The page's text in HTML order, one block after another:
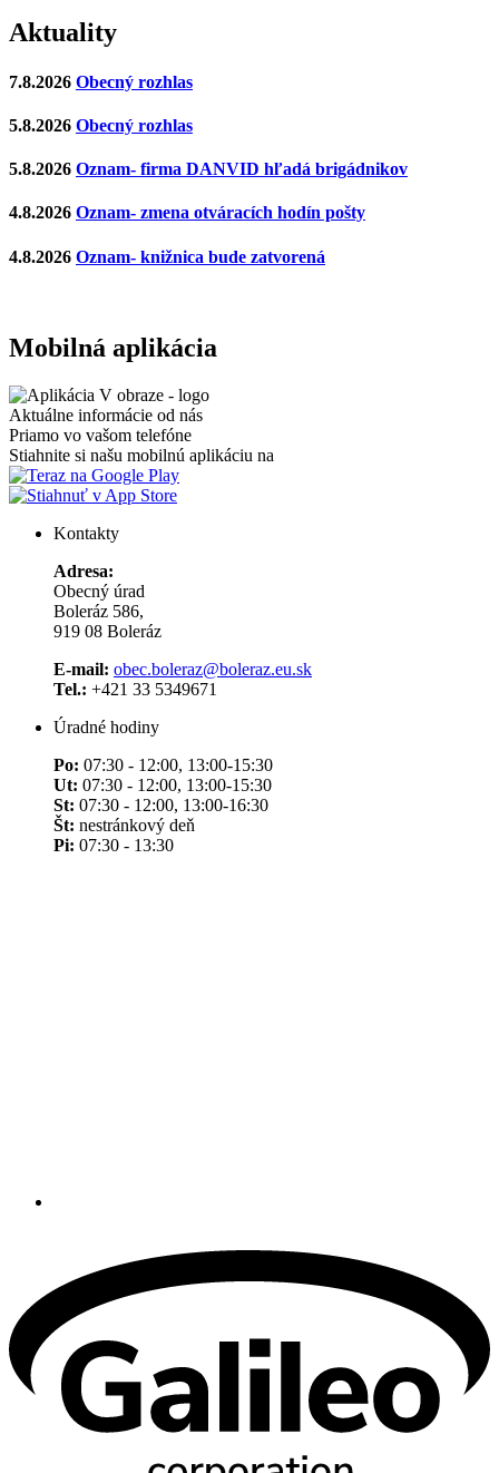
Aktuality
7.8.2026 Obecný rozhlas
5.8.2026 Obecný rozhlas
5.8.2026 Oznam- firma DANVID hľadá brigádnikov
4.8.2026 Oznam- zmena otváracích hodín pošty
4.8.2026 Oznam- knižnica bude zatvorená
Mobilná aplikácia
Aktuálne informácie od nás
Priamo vo vašom telefóne
Stiahnite si našu mobilnú aplikáciu na
Kontakty
Adresa:
Obecný úrad
Boleráz 586,
919 08 Boleráz
E-mail: obec.boleraz@boleraz.eu.sk
Tel.: +421 33 5349671
Úradné hodiny
Po: 07:30 - 12:00, 13:00-15:30
Ut: 07:30 - 12:00, 13:00-15:30
St: 07:30 - 12:00, 13:00-16:30
Št: nestránkový deň
Pi: 07:30 - 13:30